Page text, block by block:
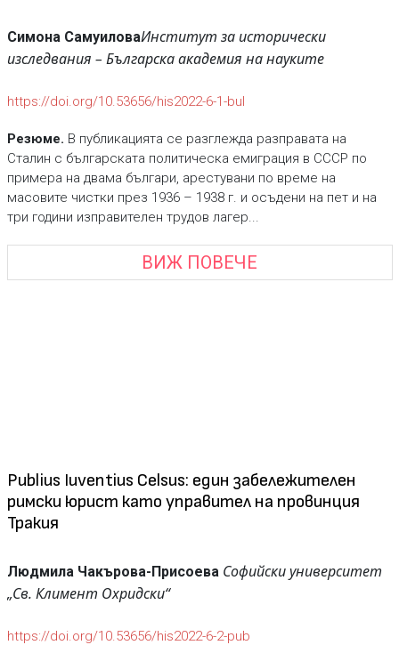
Симона СамуиловаИнститут за исторически
изследвания – Българска академия на науките
https://doi.org/10.53656/his2022-6-1-bul
Резюме. В публикацията се разглежда разправата на
Сталин с българската политическа емиграция в СССР по
примера на двама българи, арестувани по време на
масовите чистки през 1936 – 1938 г. и осъдени на пет и на
три години изправителен трудов лагер...
ВИЖ ПОВЕЧЕ
Publius Iuventius Celsus: един забележителен
римски юрист като управител на провинция
Тракия
Людмила Чакърова-Присоева Сoфийски университет
„Св. Климент Охридски“
https://doi.org/10.53656/his2022-6-2-pub